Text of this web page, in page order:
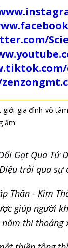
giới gia đình vô tâm
ấm
Gạt Qua Tứ
trải qua
Thân - Kim
giúp người
năm thi